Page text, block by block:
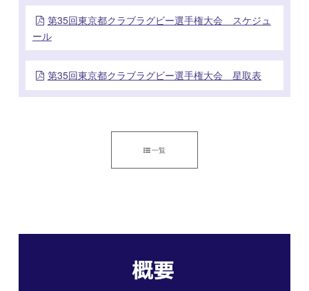
第35回東京都クラブラグビー選手権大会 スケジュ
ール
第35回東京都クラブラグビー選手権大会 星取表
一覧